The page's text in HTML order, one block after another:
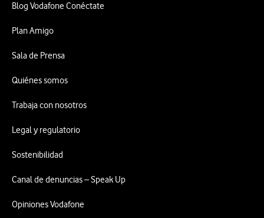
Blog Vodafone Conéctate
Plan Amigo
Sala de Prensa
Quiénes somos
Trabaja con nosotros
Legal y regulatorio
Sostenibilidad
Canal de denuncias – Speak Up
Opiniones Vodafone